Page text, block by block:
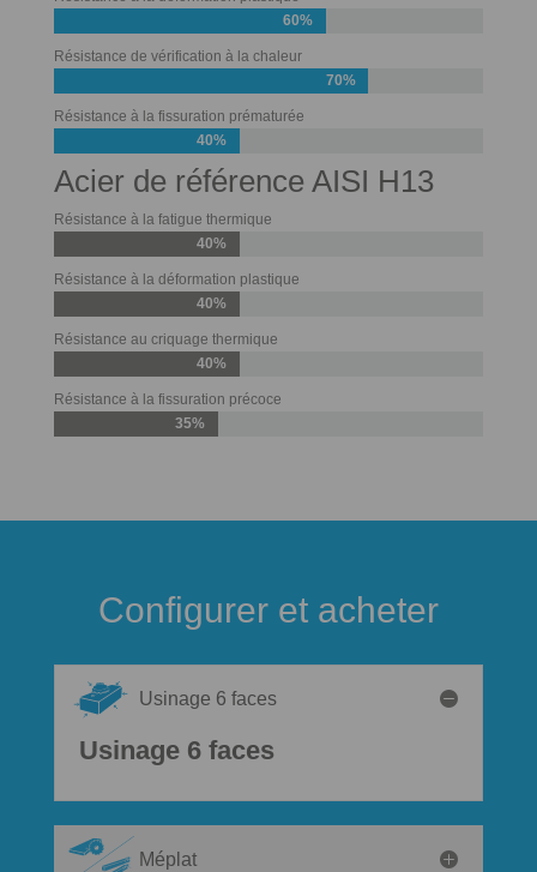
60%
Résistance de vérification à la chaleur
70%
Résistance à la fissuration prématurée
40%
Acier de référence AISI H13
Résistance à la fatigue thermique
40%
Résistance à la déformation plastique
40%
Résistance au criquage thermique
40%
Résistance à la fissuration précoce
35%
Configurer et acheter
Usinage 6 faces
Usinage 6 faces
Méplat